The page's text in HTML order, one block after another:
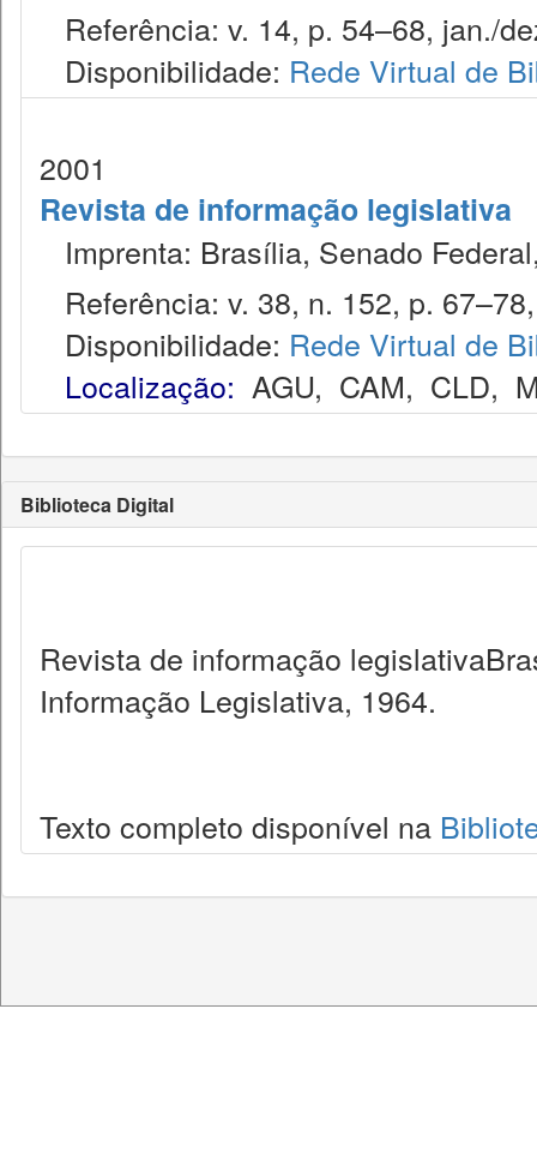
Referência: v. 14, p. 54–68, jan./
Disponibilidade: Rede Virtual de
2001
Revista de informação legislativa
Imprenta: Brasília, Senado
Referência: v. 38, n. 152, p.
Disponibilidade: Rede Virtual de
Localização: AGU, CAM, CLD,
Biblioteca Digital
Revista de informação
Informação Legislativa, 1964.
Texto completo disponível na